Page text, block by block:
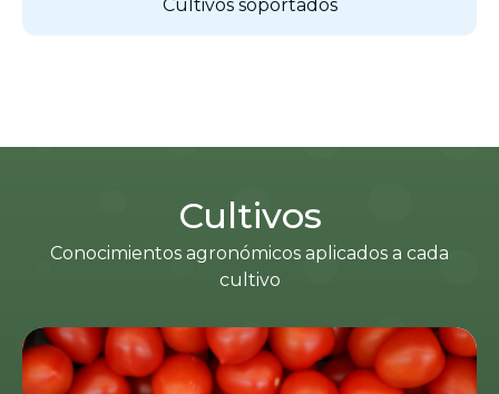
Cultivos soportados
Cultivos
Conocimientos agronómicos aplicados a cada
cultivo